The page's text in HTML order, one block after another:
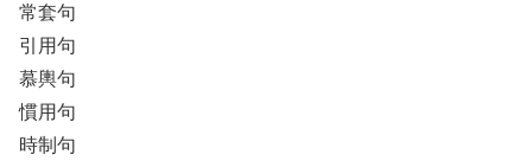
常套句
引用句
慕輿句
慣用句
時制句